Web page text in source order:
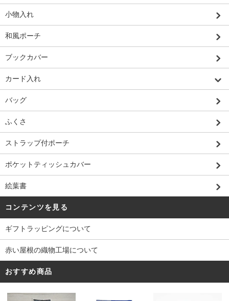
小物入れ
和風ポーチ
ブックカバー
カード入れ
バッグ
ふくさ
ストラップ付ポーチ
ポケットティッシュカバー
絵葉書
コンテンツを見る
ギフトラッピングについて
赤い屋根の織物工場について
おすすめ商品